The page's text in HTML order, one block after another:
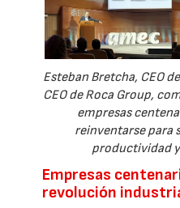
Esteban Bretcha, CEO
CEO de Roca Group,
empresas
reinventarse para
productividad
Empresas
revolución